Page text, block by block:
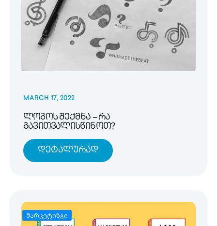
MARCH 17, 2022
ლოგოს შექმნა – რა
გავითვალისწინოთ?
Დეტალურად
მარკეტინგი